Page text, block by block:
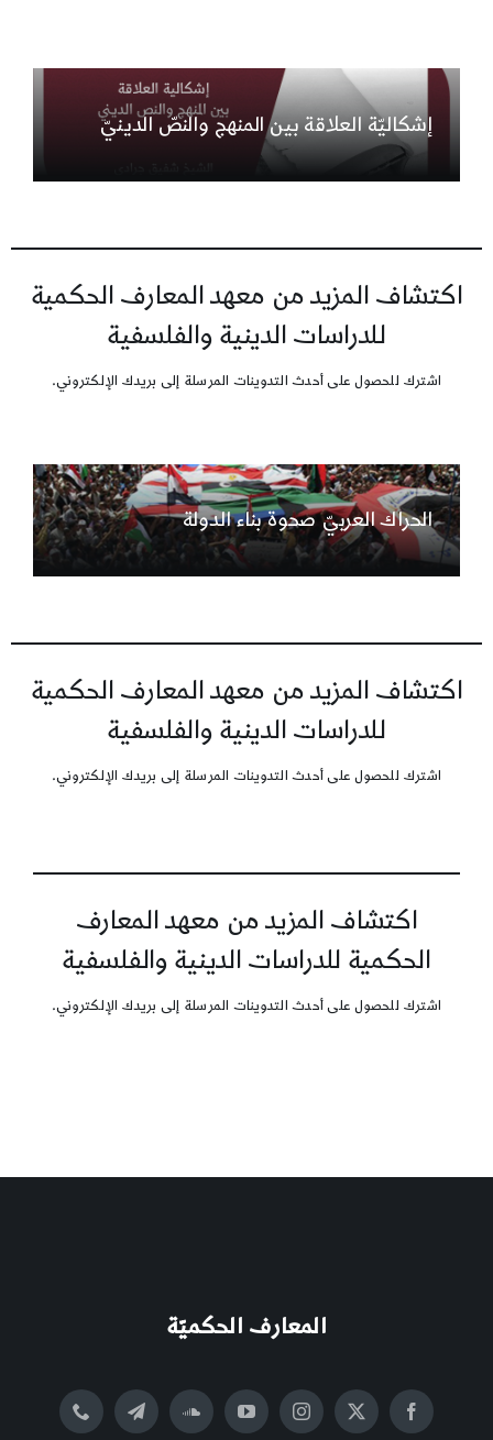
إشكاليّة العلاقة بين المنهج والنصّ الدينيّ
اكتشاف المزيد من معهد المعارف الحكمية
للدراسات الدينية والفلسفية
اشترك للحصول على أحدث التدوينات المرسلة إلى بريدك الإلكتروني.
الحراك العربيّ صحوة بناء الدولة
اكتشاف المزيد من معهد المعارف الحكمية
للدراسات الدينية والفلسفية
اشترك للحصول على أحدث التدوينات المرسلة إلى بريدك الإلكتروني.
اكتشاف المزيد من معهد المعارف
الحكمية للدراسات الدينية والفلسفية
اشترك للحصول على أحدث التدوينات المرسلة إلى بريدك الإلكتروني.
المعارف الحكميّة